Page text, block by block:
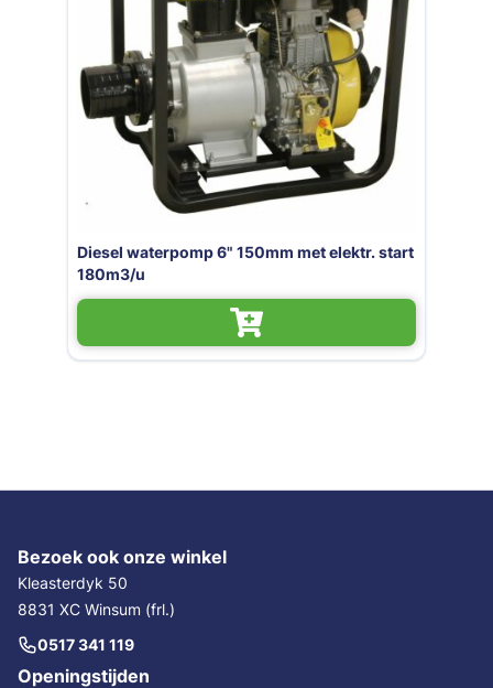
Diesel waterpomp 6" 150mm met elektr. start
180m3/u
Bezoek ook onze winkel
Kleasterdyk 50
8831 XC Winsum (frl.)
0517 341 119
Openingstijden